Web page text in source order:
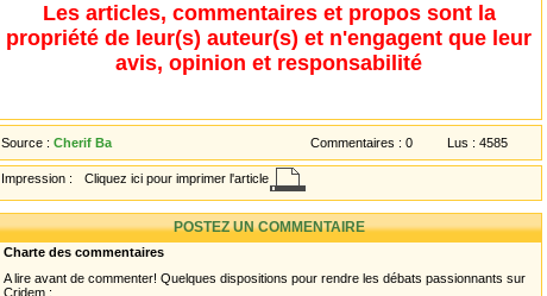
Les articles, commentaires et propos sont la
propriété de leur(s) auteur(s) et n'engagent que leur
avis, opinion et responsabilité
Source : Cherif Ba Commentaires : 0 Lus : 4585
Impression : Cliquez ici pour imprimer l'article
POSTEZ UN COMMENTAIRE
Charte des commentaires
A lire avant de commenter! Quelques dispositions pour rendre les débats passionnants sur
Cridem :